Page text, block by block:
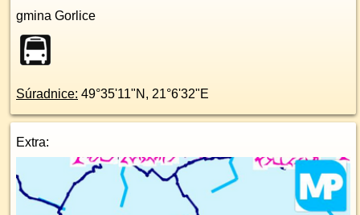
gmina Gorlice
Súradnice: 49°35'11"N , 21°6'32"E
Extra: